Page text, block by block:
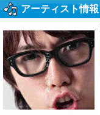
アーティスト情報